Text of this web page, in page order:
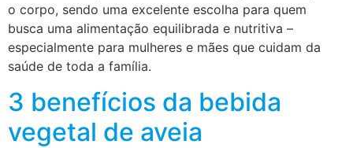
o corpo, sendo uma excelente escolha para quem
busca uma alimentação equilibrada e nutritiva –
especialmente para mulheres e mães que cuidam da
saúde de toda a família.
3 benefícios da bebida
vegetal de aveia